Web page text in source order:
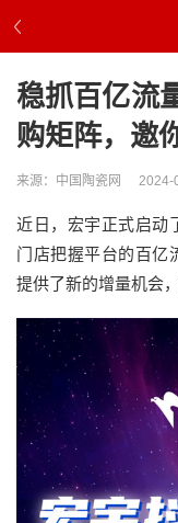
稳抓百亿流
购矩阵，邀
来源：中国陶瓷网 2024-
近日，宏宇正式启动
门店把握平台的百亿
提供了新的增量机会